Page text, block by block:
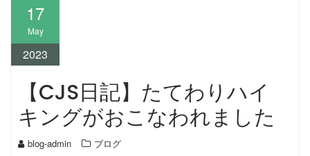
17
May
2023
【CJS日記】たてわりハイ
キングがおこなわれました
blog-admin ブログ